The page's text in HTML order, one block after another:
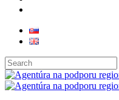
Close
Search